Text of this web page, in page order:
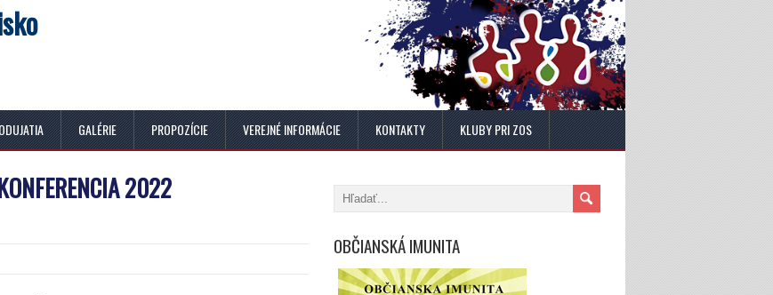
GALÉRIE PROPOZÍCIE VEREJNÉ INFORMÁCIE KONTAKTY KLUBY PRI ZOS
2022
OBČIANSKÁ IMUNITA